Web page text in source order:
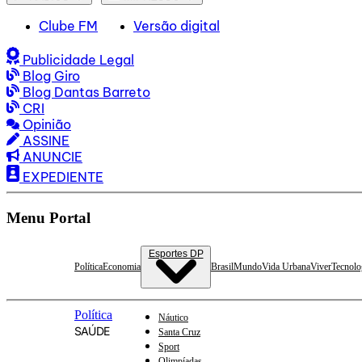
Clube FM Versão digital
Publicidade Legal
Blog Giro
Blog Dantas Barreto
CRI
Opinião
ASSINE
ANUNCIE
EXPEDIENTE
Menu Portal
PolíticaEconomia
Esportes DP
Náutico
Santa Cruz
Sport
BrasilMundoVida UrbanaViver
Política
SAÚDE